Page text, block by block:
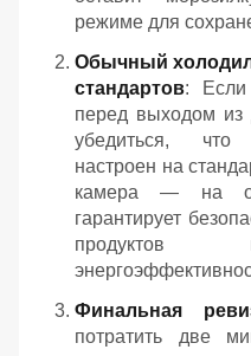
режиме для
Обычный
стандартов: Если
перед выходом из
убедиться, что
настроен на
камера — на
гарантирует
продуктов
Финальная
потратить две